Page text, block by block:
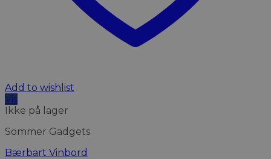
Add to wishlist
Vis
Ikke på lager
Sommer Gadgets
Bærbart Vinbord